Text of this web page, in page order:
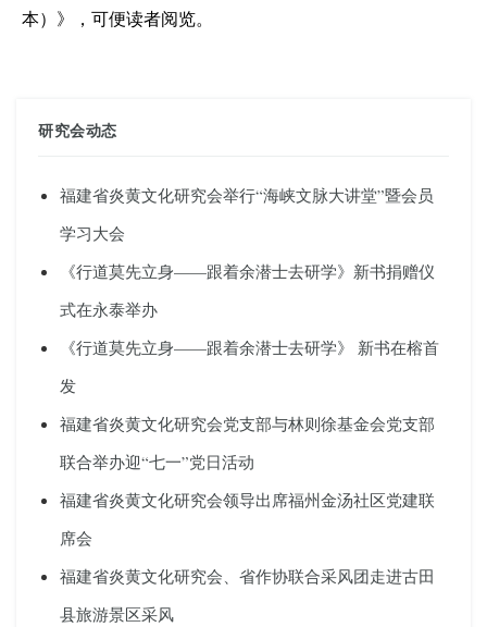
本）》，可便读者阅览。
研究会动态
福建省炎黄文化研究会举行“海峡文脉大讲堂”暨会员
学习大会
《行道莫先立身——跟着余潜士去研学》新书捐赠仪
式在永泰举办
《行道莫先立身——跟着余潜士去研学》 新书在榕首
发
福建省炎黄文化研究会党支部与林则徐基金会党支部
联合举办迎“七一”党日活动
福建省炎黄文化研究会领导出席福州金汤社区党建联
席会
福建省炎黄文化研究会、省作协联合采风团走进古田
县旅游景区采风